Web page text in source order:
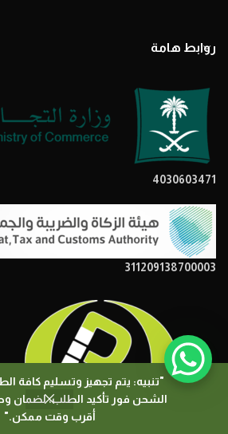
"تنبيه: يتم تجهيز وتسليم كافة
الشحن فور تأكيد الطلب، لضمان
أقرب وقت ممكن."
روابط هامة
4030603471
311209138700003